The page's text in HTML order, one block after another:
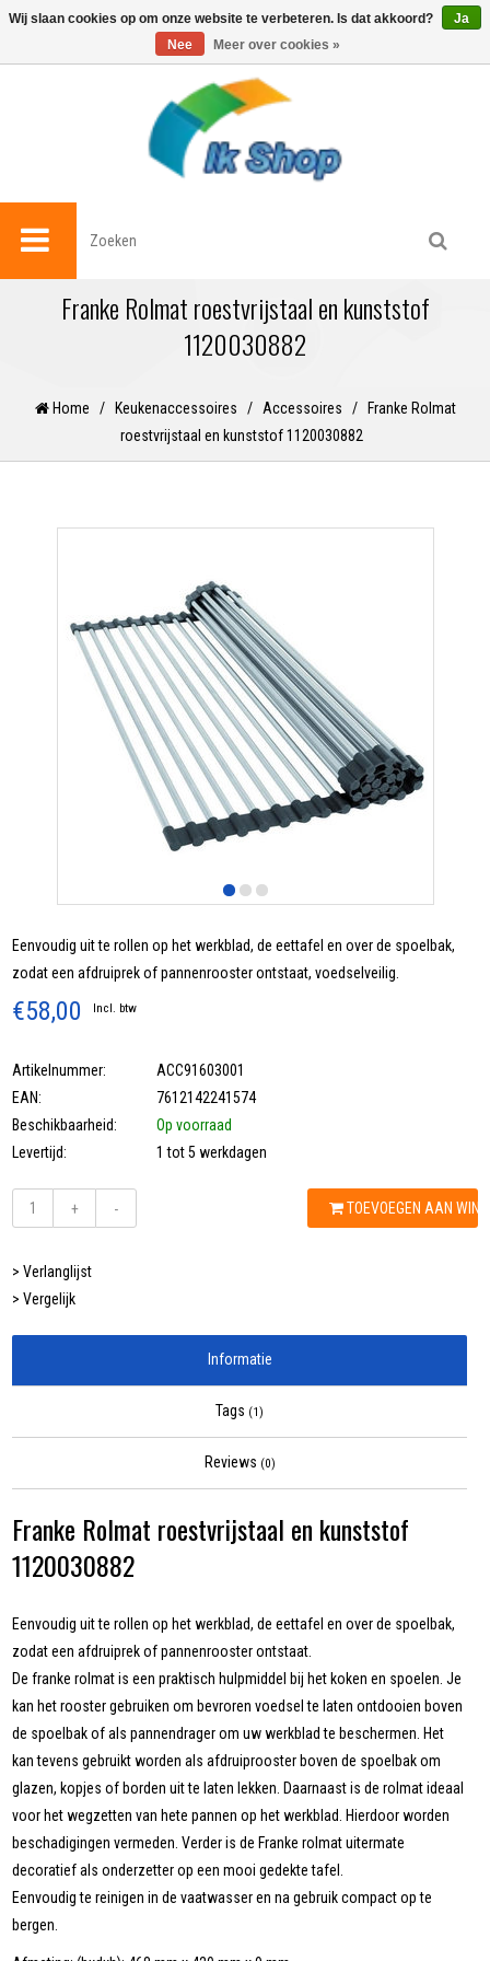
0
Franke Rolmat roestvrijstaal en kunststof
1120030882
Home / Keukenaccessoires / Accessoires /
Franke Rolmat
roestvrijstaal en kunststof 1120030882
Eenvoudig uit te rollen op het werkblad, de eettafel en over de spoelbak,
zodat een afdruiprek of pannenrooster ontstaat, voedselveilig.
€58,00 Incl. btw
Artikelnummer:
ACC91603001
EAN:
7612142241574
Beschikbaarheid:
Op voorraad
Levertijd:
1 tot 5 werkdagen
+ - TOEVOEGEN AAN
> Verlanglijst
> Vergelijk
Informatie
Tags (1)
Reviews (0)
Franke Rolmat roestvrijstaal en kunststof
1120030882
Eenvoudig uit te rollen op het werkblad, de eettafel en over de spoelbak,
zodat een afdruiprek of pannenrooster ontstaat.
De franke rolmat is een praktisch hulpmiddel bij het koken en spoelen. Je
kan het rooster gebruiken om bevroren voedsel te laten ontdooien boven
de spoelbak of als pannendrager om uw werkblad te beschermen. Het
kan tevens gebruikt worden als afdruiprooster boven de spoelbak om
glazen, kopjes of borden uit te laten lekken. Daarnaast is de rolmat ideaal
voor het wegzetten van hete pannen op het werkblad. Hierdoor worden
beschadigingen vermeden. Verder is de Franke rolmat uitermate
decoratief als onderzetter op een mooi gedekte tafel.
Eenvoudig te reinigen in de vaatwasser en na gebruik compact op te
bergen.
Wij slaan cookies op om onze website te verbeteren. Is dat akkoord?
Ja
Nee
Meer over cookies »